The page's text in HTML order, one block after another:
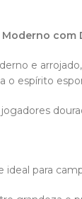
Moderno com
e
o espírito
ideal para